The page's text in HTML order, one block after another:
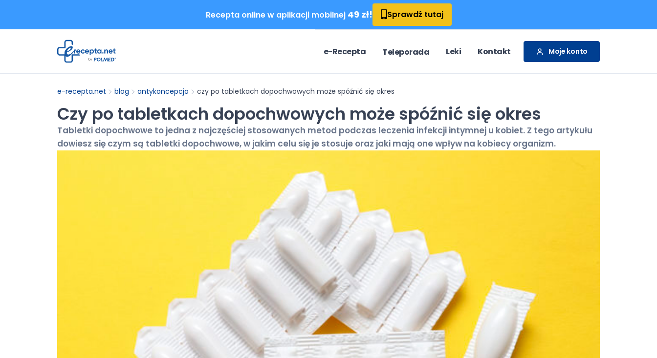
Recepta online w aplikacji mobilnej 49 zł! Sprawdź tutaj
e-Recepta Teleporada Leki Kontakt Moje konto
e-recepta.net blog antykoncepcja czy po tabletkach dopochwowych może spóźnić się okres
Czy po tabletkach dopochwowych może spóźnić się okres
Tabletki dopochwowe to jedna z najczęściej stosowanych metod podczas leczenia infekcji intymnej u kobiet. Z tego artykułu
dowiesz się czym są tabletki dopochwowe, w jakim celu się je stosuje oraz jaki mają one wpływ na kobiecy organizm.